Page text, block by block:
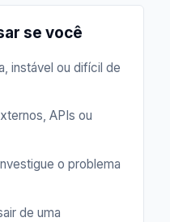
se você
instável ou difícil de
APIs ou
o problema
de uma